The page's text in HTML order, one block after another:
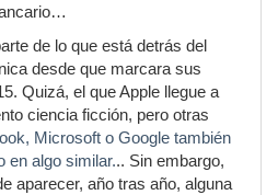
de lo que está detrás del
desde que marcara sus
Quizá, el que Apple llegue a
ciencia ficción, pero otras
Microsoft o Google también
en algo similar... Sin embargo,
aparecer, año tras año, alguna